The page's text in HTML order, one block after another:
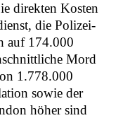
direkten Kosten
die Polizei-
auf 174.000
Mord
1.778.000
sowie der
höher sind